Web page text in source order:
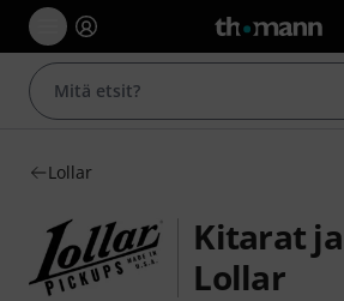
Lollar
Kitarat
Lollar